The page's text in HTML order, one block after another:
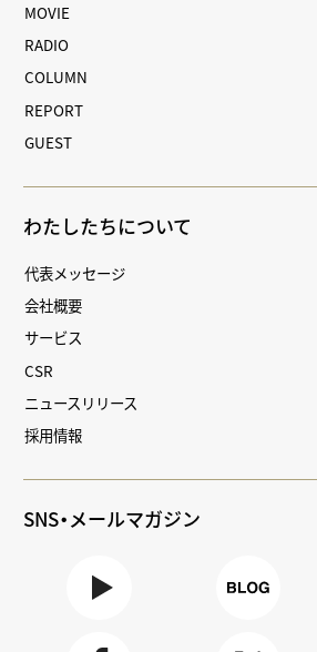
MOVIE
RADIO
COLUMN
REPORT
GUEST
わたしたちについて
代表メッセージ
会社概要
サービス
CSR
ニュースリリース
採用情報
SNS・メールマガジン